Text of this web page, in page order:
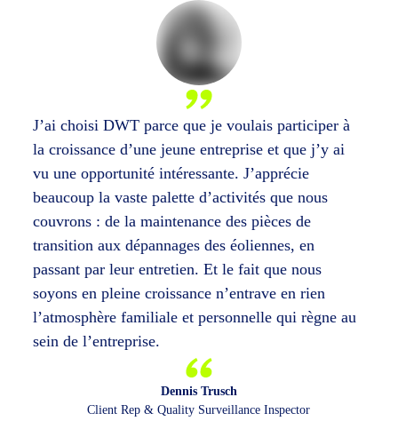
J’ai choisi DWT parce que je voulais participer à
la croissance d’une jeune entreprise et que j’y ai
vu une opportunité intéressante. J’apprécie
beaucoup la vaste palette d’activités que nous
couvrons : de la maintenance des pièces de
transition aux dépannages des éoliennes, en
passant par leur entretien. Et le fait que nous
soyons en pleine croissance n’entrave en rien
l’atmosphère familiale et personnelle qui règne au
sein de l’entreprise.
Dennis Trusch
Client Rep & Quality Surveillance Inspector